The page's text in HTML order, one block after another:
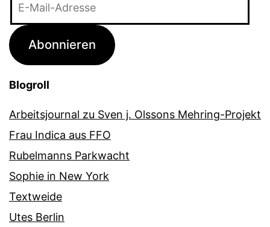
Adresse
Abonnieren
Blogroll
Arbeitsjournal zu Sven j. Olssons Mehring-Projekt
Frau Indica aus FFO
Rubelmanns Parkwacht
Sophie in New York
Textweide
Utes Berlin